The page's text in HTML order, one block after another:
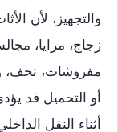
والتجهيز، لأن
زجاج، مرايا،
مفروشات، تحف،
أو التحميل قد
أثناء النقل